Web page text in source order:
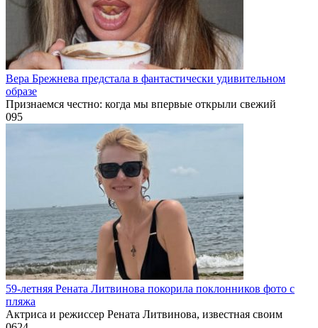
Вера Брежнева предстала в фантастически удивительном
образе
Признаемся честно: когда мы впервые открыли свежий
095
59-летняя Рената Литвинова покорила поклонников фото с
пляжа
Актриса и режиссер Рената Литвинова, известная своим